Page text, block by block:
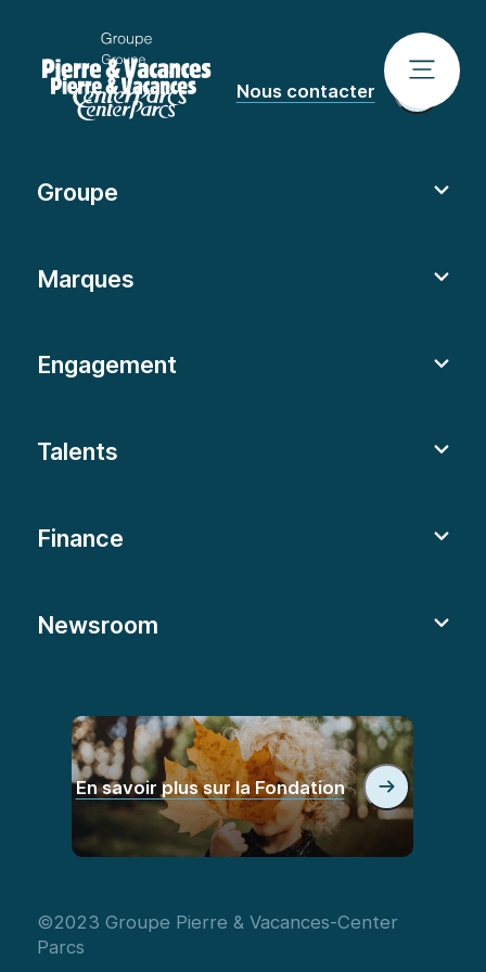
Nous contacter
Groupe
Marques
Engagement
Talents
Finance
Newsroom
En savoir plus sur la Fondation
©2023 Groupe Pierre & Vacances-Center
Parcs